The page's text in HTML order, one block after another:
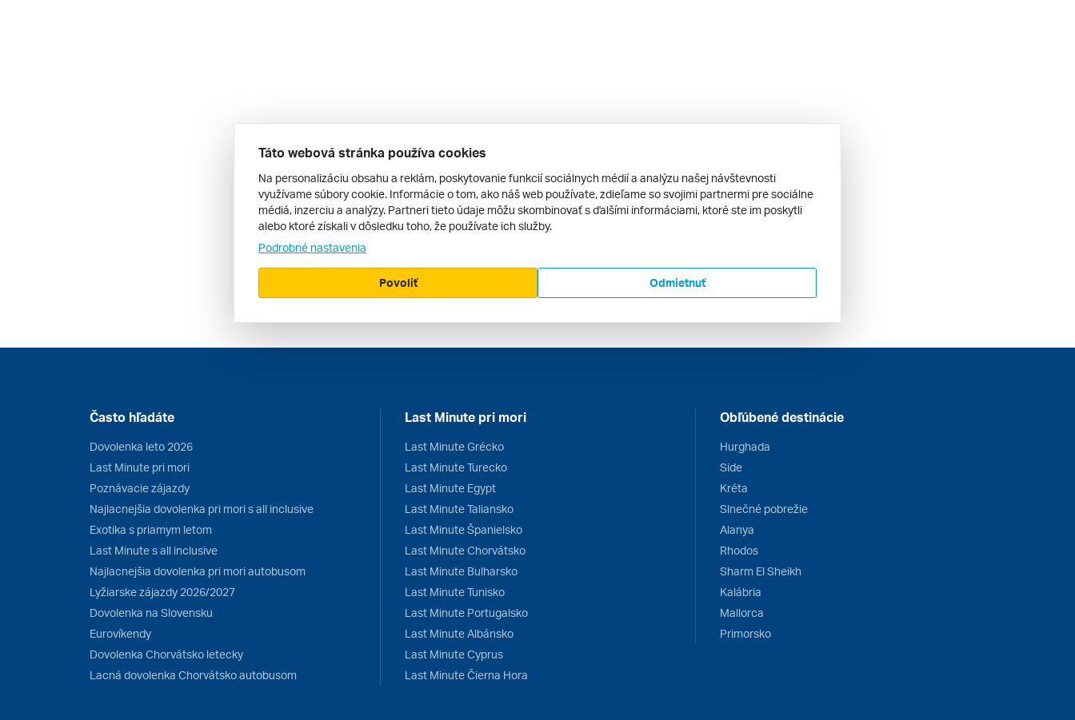
Často hľadáte
Dovolenka leto 2026
Last Minute pri mori
Poznávacie zájazdy
Najlacnejšia dovolenka pri mori s all inclusive
Exotika s priamym letom
Last Minute s all inclusive
Najlacnejšia dovolenka pri mori autobusom
Lyžiarske zájazdy 2026/2027
Dovolenka na Slovensku
Eurovíkendy
Dovolenka Chorvátsko letecky
Lacná dovolenka Chorvátsko autobusom
Last Minute pri mori
Last Minute Grécko
Last Minute Turecko
Last Minute Egypt
Last Minute Taliansko
Last Minute Španielsko
Last Minute Chorvátsko
Last Minute Bulharsko
Last Minute Tunisko
Last Minute Portugalsko
Last Minute Albánsko
Last Minute Cyprus
Last Minute Čierna Hora
Obľúbené destinácie
Hurghada
Side
Kréta
Slnečné pobrežie
Alanya
Rhodos
Sharm El Sheikh
Kalábria
Mallorca
Primorsko
Táto webová stránka používa cookies
Na personalizáciu obsahu a reklám, poskytovanie funkcií sociálnych médií a analýzu našej návštevnosti
využívame súbory cookie. Informácie o tom, ako náš web používate, zdieľame so svojimi partnermi pre sociálne
médiá, inzerciu a analýzy. Partneri tieto údaje môžu skombinovať s ďalšími informáciami, ktoré ste im poskytli
alebo ktoré získali v dôsledku toho, že používate ich služby.
Podrobné nastavenia
Odmietnuť
Povoliť